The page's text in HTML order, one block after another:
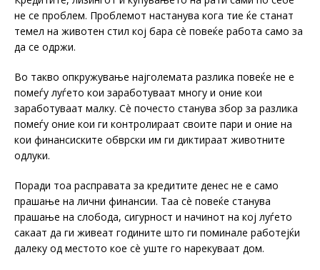
не се проблем. Проблемот настанува кога тие ќе станат
темел на животен стил кој бара сè повеќе работа само за
да се одржи.
Во такво опкружување најголемата разлика повеќе не е
помеѓу луѓето кои заработуваат многу и оние кои
заработуваат малку. Сè почесто станува збор за разлика
помеѓу оние кои ги контролираат своите пари и оние на
кои финансиските обврски им ги диктираат животните
одлуки.
Поради тоа расправата за кредитите денес не е само
прашање на лични финансии. Таа сè повеќе станува
прашање на слобода, сигурност и начинот на кој луѓето
сакаат да ги живеат годините што ги поминале работејќи
далеку од местото кое сè уште го нарекуваат дом.